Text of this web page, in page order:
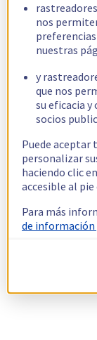
nos
nuestras
y
que nos
su eficacia
socios
Puede aceptar
personalizar
haciendo clic
accesible al pie
Para más
de información